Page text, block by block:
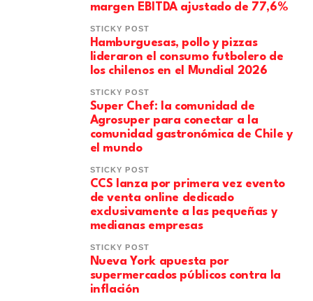
margen EBITDA ajustado de 77,6%
STICKY POST
Hamburguesas, pollo y pizzas
lideraron el consumo futbolero de
los chilenos en el Mundial 2026
STICKY POST
Super Chef: la comunidad de
Agrosuper para conectar a la
comunidad gastronómica de Chile y
el mundo
STICKY POST
CCS lanza por primera vez evento
de venta online dedicado
exclusivamente a las pequeñas y
medianas empresas
STICKY POST
Nueva York apuesta por
supermercados públicos contra la
inflación